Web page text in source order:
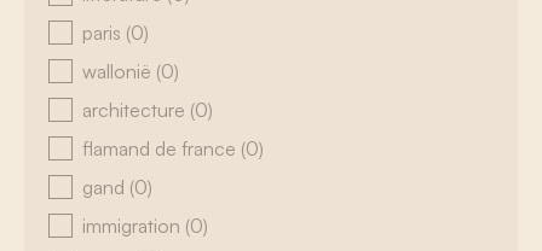
paris (0)
wallonië (0)
architecture (0)
flamand de france (0)
gand (0)
immigration (0)